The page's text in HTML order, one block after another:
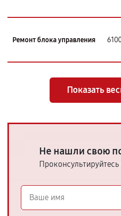
Ремонт блока управления
Показать
Не нашли свою